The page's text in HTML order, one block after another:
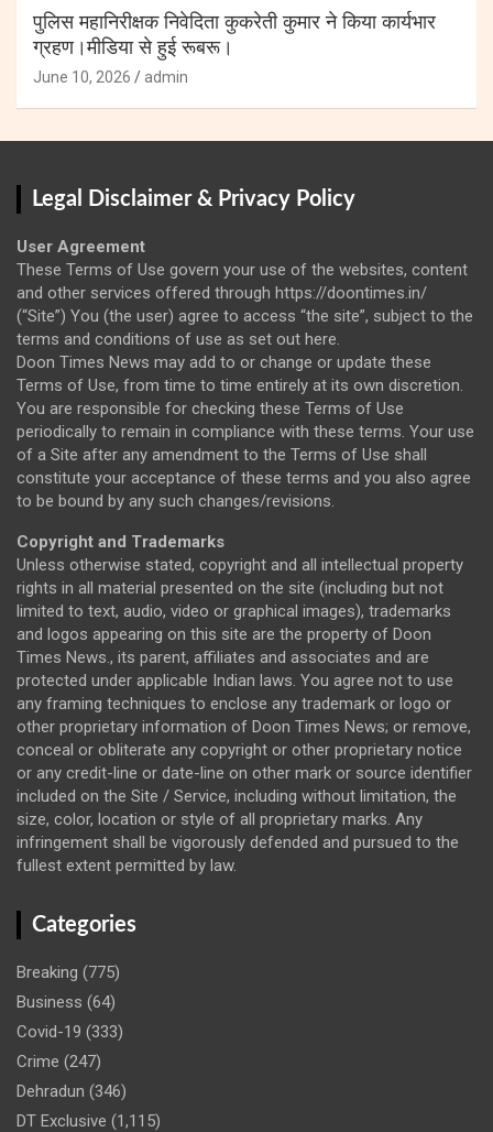
पुलिस महानिरीक्षक निवेदिता कुकरेती कुमार ने किया कार्यभार
ग्रहण।मीडिया से हुई रूबरू।
June 10, 2026 admin
Legal Disclaimer & Privacy Policy
User Agreement
These Terms of Use govern your use of the websites, content
and other services offered through https://doontimes.in/
(“Site”) You (the user) agree to access “the site”, subject to the
terms and conditions of use as set out here.
Doon Times News may add to or change or update these
Terms of Use, from time to time entirely at its own discretion.
You are responsible for checking these Terms of Use
periodically to remain in compliance with these terms. Your use
of a Site after any amendment to the Terms of Use shall
constitute your acceptance of these terms and you also agree
to be bound by any such changes/revisions.
Copyright and Trademarks
Unless otherwise stated, copyright and all intellectual property
rights in all material presented on the site (including but not
limited to text, audio, video or graphical images), trademarks
and logos appearing on this site are the property of Doon
Times News., its parent, affiliates and associates and are
protected under applicable Indian laws. You agree not to use
any framing techniques to enclose any trademark or logo or
other proprietary information of Doon Times News; or remove,
conceal or obliterate any copyright or other proprietary notice
or any credit-line or date-line on other mark or source identifier
included on the Site / Service, including without limitation, the
size, color, location or style of all proprietary marks. Any
infringement shall be vigorously defended and pursued to the
fullest extent permitted by law.
Categories
Breaking (775)
Business (64)
Covid-19 (333)
Crime (247)
Dehradun (346)
DT Exclusive (1,115)